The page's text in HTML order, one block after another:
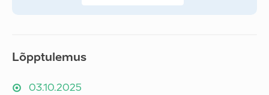
Lõpptulemus
03.10.2025